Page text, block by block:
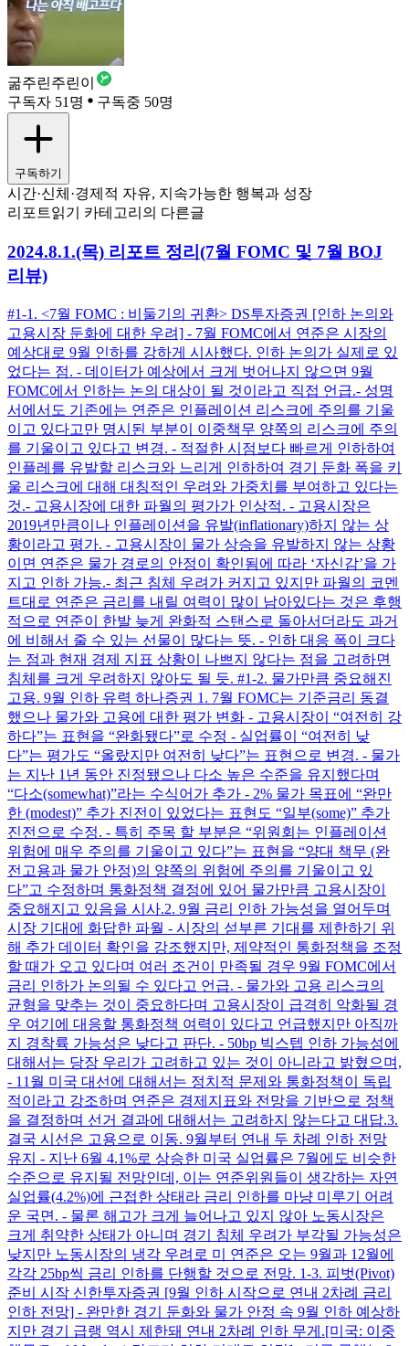
굶주린주린이
구독자 51명
구독중 50명
구독하기
시간·신체·경제적 자유, 지속가능한 행복과 성장
리포트읽기 카테고리의 다른글
2024.8.1.(목) 리포트 정리(7월 FOMC 및 7월 BOJ
리뷰)
#1-1. <7월 FOMC : 비둘기의 귀환> DS투자증권 [인하 논의와
고용시장 둔화에 대한 우려] - 7월 FOMC에서 연준은 시장의
예상대로 9월 인하를 강하게 시사했다. 인하 논의가 실제로 있
었다는 점. - 데이터가 예상에서 크게 벗어나지 않으면 9월
FOMC에서 인하는 논의 대상이 될 것이라고 직접 언급. ​ - 성명
서에서도 기존에는 연준은 인플레이션 리스크에 주의를 기울
이고 있다고만 명시된 부분이 이중책무 양쪽의 리스크에 주의
를 기울이고 있다고 변경. - 적절한 시점보다 빠르게 인하하여
인플레를 유발할 리스크와 느리게 인하하여 경기 둔화 폭을 키
울 리스크에 대해 대칭적인 우려와 가중치를 부여하고 있다는
것. ​ - 고용시장에 대한 파월의 평가가 인상적. - 고용시장은
2019년만큼이나 인플레이션을 유발(inflationary)하지 않는 상
황이라고 평가. - 고용시장이 물가 상승을 유발하지 않는 상황
이면 연준은 물가 경로의 안정이 확인됨에 따라 ‘자신감’을 가
지고 인하 가능. ​ - 최근 침체 우려가 커지고 있지만 파월의 코멘
트대로 연준은 금리를 내릴 여력이 많이 남아있다는 것은 후행
적으로 연준이 한발 늦게 완화적 스탠스로 돌아서더라도 과거
에 비해서 줄 수 있는 선물이 많다는 뜻. - 인하 대응 폭이 크다
는 점과 현재 경제 지표 상황이 나쁘지 않다는 점을 고려하면
침체를 크게 우려하지 않아도 될 듯. #1-2. 물가만큼 중요해진
고용. 9월 인하 유력 하나증권 1. 7월 FOMC는 기준금리 동결
했으나 물가와 고용에 대한 평가 변화 - 고용시장이 “여전히 강
하다”는 표현을 “완화됐다”로 수정 - 실업률이 “여전히 낮
다”는 평가도 “올랐지만 여전히 낮다”는 표현으로 변경. - 물가
는 지난 1년 동안 진정됐으나 다소 높은 수준을 유지했다며
“다소(somewhat)”라는 수식어가 추가 - 2% 물가 목표에 “완만
한 (modest)” 추가 진전이 있었다는 표현도 “일부(some)” 추가
진전으로 수정. - 특히 주목 할 부분은 “위원회는 인플레이션
위험에 매우 주의를 기울이고 있다”는 표현을 “양대 책무 (완
전고용과 물가 안정)의 양쪽의 위험에 주의를 기울이고 있
다”고 수정하며 통화정책 결정에 있어 물가만큼 고용시장이
중요해지고 있음을 시사. ​ 2. 9월 금리 인하 가능성을 열어두며
시장 기대에 화답한 파월 - 시장의 섣부른 기대를 제한하기 위
해 추가 데이터 확인을 강조했지만, 제약적인 통화정책을 조정
할 때가 오고 있다며 여러 조건이 만족될 경우 9월 FOMC에서
금리 인하가 논의될 수 있다고 언급. - 물가와 고용 리스크의
균형을 맞추는 것이 중요하다며 고용시장이 급격히 악화될 경
우 여기에 대응할 통화정책 여력이 있다고 언급했지만 아직까
지 경착륙 가능성은 낮다고 판단. - 50bp 빅스텝 인하 가능성에
대해서는 당장 우리가 고려하고 있는 것이 아니라고 밝혔으며,
- 11월 미국 대선에 대해서는 정치적 문제와 통화정책이 독립
적이라고 강조하며 연준은 경제지표와 전망을 기반으로 정책
을 결정하며 선거 결과에 대해서는 고려하지 않는다고 대답. ​ 3.
결국 시선은 고용으로 이동. 9월부터 연내 두 차례 인하 전망
유지 - 지난 6월 4.1%로 상승한 미국 실업률은 7월에도 비슷한
수준으로 유지될 전망인데, 이는 연준위원들이 생각하는 자연
실업률(4.2%)에 근접한 상태라 금리 인하를 마냥 미루기 어려
운 국면. - 물론 해고가 크게 늘어나고 있지 않아 노동시장은
크게 취약한 상태가 아니며 경기 침체 우려가 부각될 가능성은
낮지만 노동시장의 냉각 우려로 미 연준은 오는 9월과 12월에
각각 25bp씩 금리 인하를 단행할 것으로 전망. 1-3. 피벗(Pivot)
준비 시작 신한투자증권 [9월 인하 시작으로 연내 2차례 금리
인하 전망] - 완만한 경기 둔화와 물가 안정 속 9월 인하 예상하
지만 경기 급랭 역시 제한돼 연내 2차례 인하 무게. ​ [미국: 이중